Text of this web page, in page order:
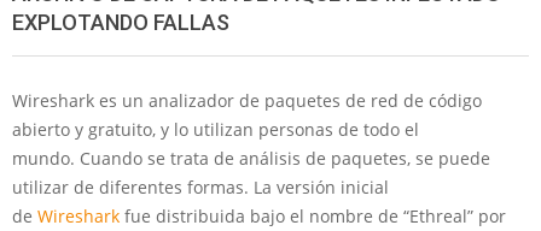
EXPLOTANDO FALLAS
Wireshark es un analizador de paquetes de red de código
abierto y gratuito, y lo utilizan personas de todo el
mundo. Cuando se trata de análisis de paquetes, se puede
utilizar de diferentes formas. La versión inicial
de Wireshark fue distribuida bajo el nombre de “Ethreal” por